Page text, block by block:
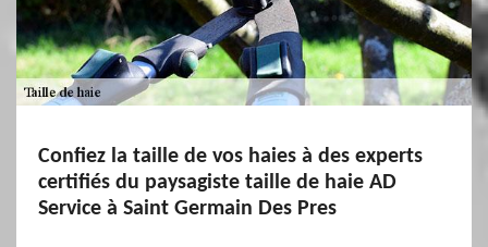
Confiez la taille de vos haies à des experts
certifiés du paysagiste taille de haie AD
Service à Saint Germain Des Pres